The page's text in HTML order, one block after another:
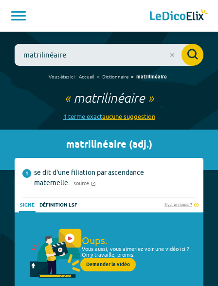
Vous êtes ici : Accueil Dictionnaire matrilinéaire
« matrilinéaire»
1 termeexactaucunesuggestion
matrilinéaire (adj.)
1
se dit d'une filiation par ascendance
maternelle.
source
SIGNE DÉFINITION LSF Il y a un souci ?
Oups.
Vous aussi, vous aimeriez voir une vidéo ici ?
On y travaille, promis.
Demander la vidéo